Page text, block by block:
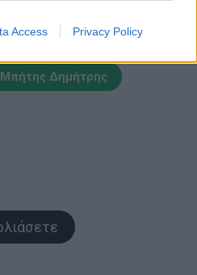
Access Privacy Policy
Πιτσίλκας Νίκος
Μπήτης Δημήτρης